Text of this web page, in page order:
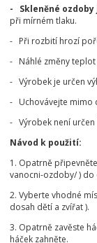
- Skleněné ozdoby
při mírném tlaku.
- Při rozbití hrozí
- Náhlé změny teplot
- Výrobek je určen
- Uchovávejte mimo
- Výrobek není
Návod k použití:
1. Opatrně
vanocni-ozdoby/ )
2. Vyberte vhodné
dosah dětí a zvířat ).
3. Opatrně zavěste
háček zahněte.